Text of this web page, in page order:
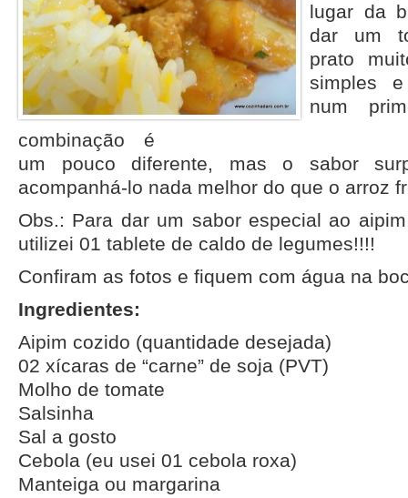
lugar da
dar um
prato
simples
num
combinação é
um pouco diferente, mas o sabor
acompanhá-lo nada melhor do que o arroz
Obs.: Para dar um sabor especial ao
utilizei 01 tablete de caldo de legumes!!!!
Confiram as fotos e fiquem com água na
Ingredientes:
Aipim cozido (quantidade desejada)
02 xícaras de “carne” de soja (PVT)
Molho de tomate
Salsinha
Sal a gosto
Cebola (eu usei 01 cebola roxa)
Manteiga ou margarina